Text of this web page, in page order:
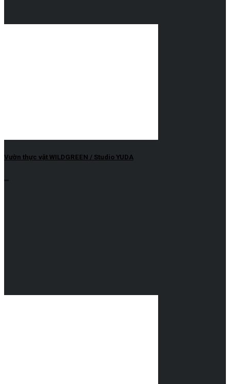
Vườn thực vật WILDGREEN / Studio YUDA
...